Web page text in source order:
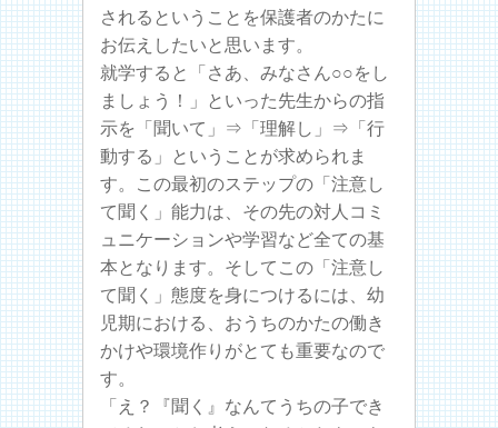
されるということを保護者のかたに
お伝えしたいと思います。
就学すると「さあ、みなさん○○をし
ましょう！」といった先生からの指
示を「聞いて」⇒「理解し」⇒「行
動する」ということが求められま
す。この最初のステップの「注意し
て聞く」能力は、その先の対人コミ
ュニケーションや学習など全ての基
本となります。そしてこの「注意し
て聞く」態度を身につけるには、幼
児期における、おうちのかたの働き
かけや環境作りがとても重要なので
す。
「え？『聞く』なんてうちの子でき